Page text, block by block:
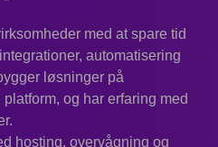
med at spare tid
automatisering
løsninger på
og har erfaring med
hosting, overvågning og